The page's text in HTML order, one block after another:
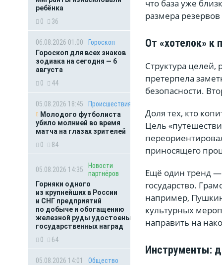
ребёнка
0
36
06.08.2026 01:00
Гороскоп
Гороскоп для всех знаков
зодиака на сегодня — 6
августа
0
44
05.08.2026 18:45
Происшествия
Молодого футболиста
убило молнией во время
матча на глазах зрителей
0
84
05.08.2026 14:35
Новости
партнёров
Горняки одного
из крупнейших в России
и СНГ предприятий
по добыче и обогащению
железной руды удостоены
государственных наград
0
64
05.08.2026 14:01
Общество
что база уже
размера
От «хотелок» к
Структура целей,
претерпела
безопасности.
Доля тех, кто
Цель
приносящего
Ещё один тренд —
государство.
например,
культурных
направить на
Инструменты: